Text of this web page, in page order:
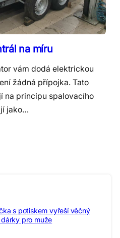
na míru
vám dodá elektrickou
žádná přípojka. Tato
na principu spalovacího
jako…
s potiskem vyřeší věčný
pro muže